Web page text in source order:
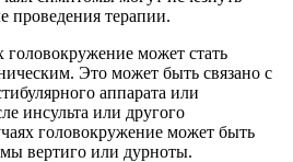
проведения терапии.
головокружение может стать
Это может быть связано с
аппарата или
инсульта или другого
головокружение может быть
вертиго или дурноты.